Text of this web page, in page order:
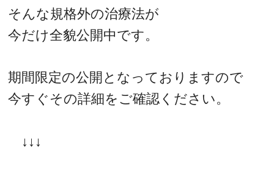
そんな規格外の治療法が
今だけ全貌公開中です。
期間限定の公開となっておりますので
今すぐその詳細をご確認ください。
↓↓↓